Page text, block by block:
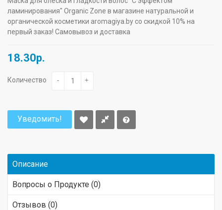
ламинирования" Organic Zone в магазине натуральной и
органической косметики aromagiya.by со скидкой 10% на
первый заказ! Самовывоз и доставка
18.30р.
Количество - +
Уведомить!
Описание
Вопросы о Продукте (0)
Отзывов (0)